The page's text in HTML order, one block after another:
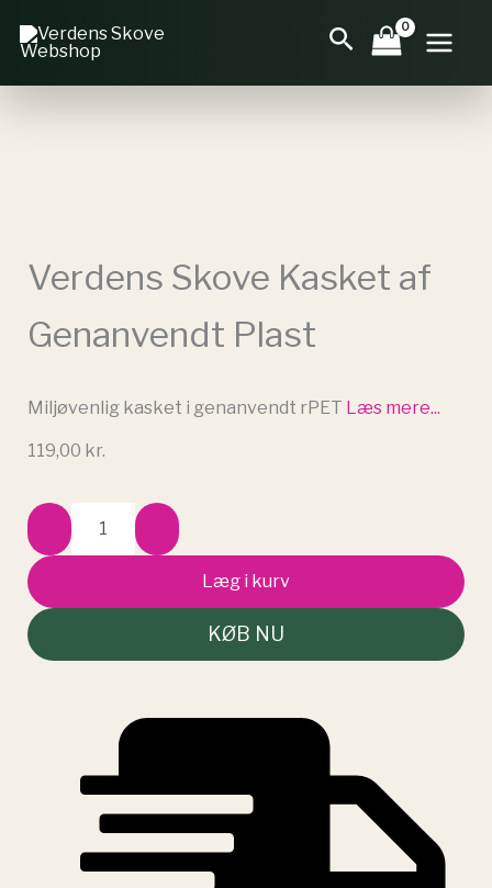
Søg
Verdens Skove Kasket af
Genanvendt Plast
Miljøvenlig kasket i genanvendt rPET Læs mere...
119,00 kr.
Verdens
Skove
Kasket
Læg i kurv
KØB NU